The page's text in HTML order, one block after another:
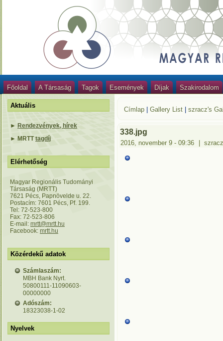
Főoldal A Társaság Tagok Események Díjak Szakirodalom
Aktuális
► Rendezvények, hírek
► MRTTtagdíj
Elérhetőség
Magyar Regionális Tudományi
Társaság (MRTT)
7621 Pécs, Papnövelde u. 22.
Postacím: 7601 Pécs, Pf. 199.
Tel: 72-523-800
Fax: 72-523-806
E-mail: mrtt@mrtt.hu
Facebook: mrtt.hu
Közérdekű adatok
Számlaszám:
MBH Bank Nyrt.
50800111-11090603-
00000000
Adószám:
18323038-1-02
Nyelvek
Címlap |Gallery List |szracz's
338.jpg
2016, november 9 - 09:36